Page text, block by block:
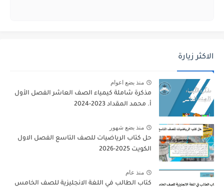
الاكثر زيارة
منذ بضع اعوام
مذكرة شاملة كيمياء الصف العاشر الفصل الأول
أ. محمد المقداد 2023-2024
منذ بضع شهور
حل كتاب الرياضيات للصف التاسع الفصل الاول
الكويت 2025-2026
منذ عام
كتاب الطالب في اللغة الانجليزية للصف الخامس